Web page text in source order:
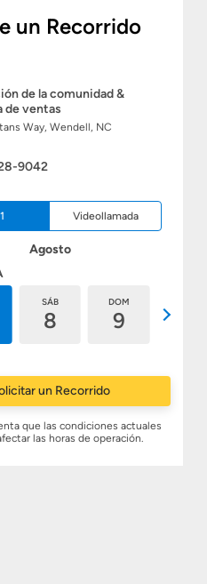
un Recorrido
de la comunidad &
de ventas
Way, Wendell, NC
9042
Videollamada
Agosto
SÁB
8
DOM
9
un Recorrido
que las condiciones actuales
las horas de operación.